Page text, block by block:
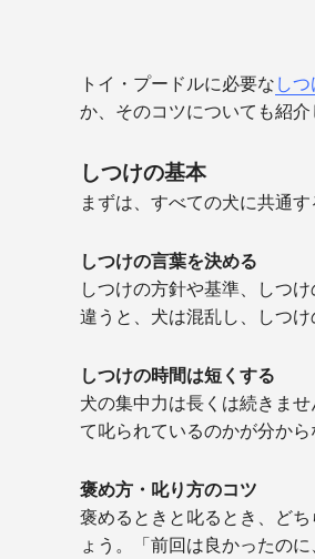
トイ・プードルに必要な しつ
か、そのコツについても紹介
しつけの基本
まずは、すべての犬に共通
しつけの言葉を決める
しつけの方針や基準、しつ
違うと、犬は混乱し、しつけ
しつけの時間は短くする
犬の集中力は長くは続きま
て叱られているのかが分か
褒め方・叱り方のコツ
褒めるときと叱るとき、ど
ょう。「前回は良かったの